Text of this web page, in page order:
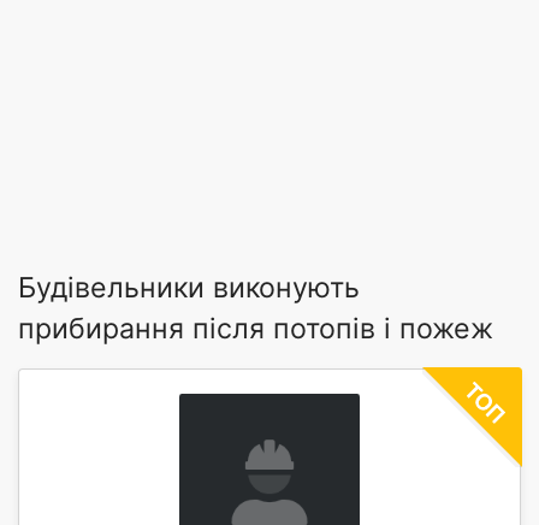
Будівельники виконують
прибирання після потопів і пожеж